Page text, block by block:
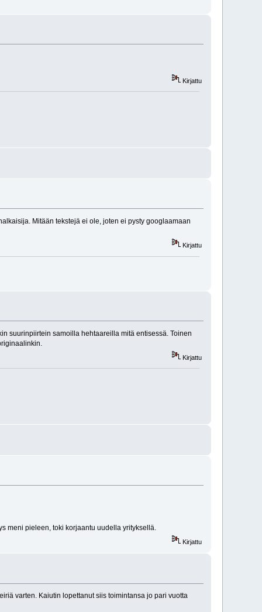
Kirjattu
Mitään tekstejä ei ole, joten ei pysty googlaamaan
Kirjattu
suurinpiirtein samoilla hehtaareilla mitä entisessä. Toinen
Kirjattu
meni pieleen, toki korjaantu uudella yrityksellä.
Kirjattu
varten. Kaiutin lopettanut siis toimintansa jo pari vuotta